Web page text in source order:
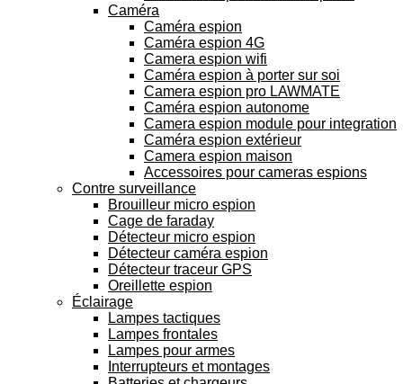
Caméra
Caméra espion
Caméra espion 4G
Camera espion wifi
Caméra espion à porter sur soi
Camera espion pro LAWMATE
Caméra espion autonome
Camera espion module pour integration
Caméra espion extérieur
Camera espion maison
Accessoires pour cameras espions
Contre surveillance
Brouilleur micro espion
Cage de faraday
Détecteur micro espion
Détecteur caméra espion
Détecteur traceur GPS
Oreillette espion
Éclairage
Lampes tactiques
Lampes frontales
Lampes pour armes
Interrupteurs et montages